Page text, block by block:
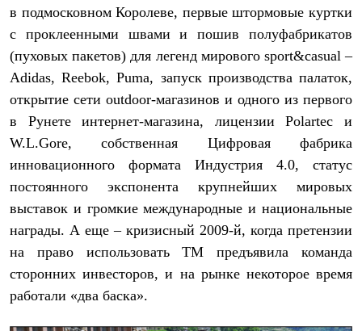
Книги
Коврики
Обувь
Сапоги
Ботинки
Мужская обувь
Ботинки
Кроссовки
Сапоги
Гамаши и бахилы
Гамаши
Бахилы
Тапочки и чуни
Тапочки
Чуни
Аксессуары
Головные уборы
в подмосковном Королеве, первые штормовые куртки
с проклеенными швами и пошив полуфабрикатов
(пуховых пакетов) для легенд мирового sport&casual –
Adidas, Reebok, Puma, запуск производства палаток,
открытие сети outdoor-магазинов и одного из первого
в Рунете интернет-магазина, лицензии
Polartec
и
W.L.Gore, собственная Цифровая фабрика
инновационного формата Индустрия 4.0, статус
постоянного экспонента крупнейших мировых
выставок и громкие международные и национальные
награды. А еще – кризисный 2009-й, когда претензии
на право использовать ТМ предъявила команда
сторонних инвесторов, и на рынке некоторое время
работали «два баска».